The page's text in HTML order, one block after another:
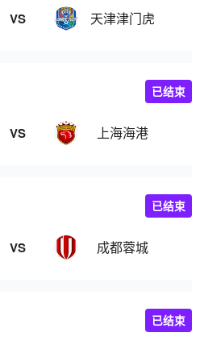
VS 天津津门虎
VS 上海海港
已结束
VS 成都蓉城
已结束
已结束